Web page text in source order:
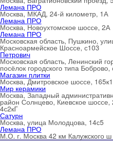
Лемана ПРО
Москва, МКАД, 24-й километр, 1А
Лемана ПРО
Москва, Новоухтомское шоссе, 2А
Лемана ПРО
Московская область, Пушкино,
Красноармейское Шоссе, с103
Петрович
Московская область, Ленинский
посёлок городского типа
Магазин плитки
Москва, Дмитровское шоссе,
Мир керамики
Москва, Западный
район Солнцево, Киевское шоссе,
4с2кГ
Сатурн
Москва, улица Молодцова, 14с5
Лемана ПРО
М.О. г. Москва 42 км Калужского ш